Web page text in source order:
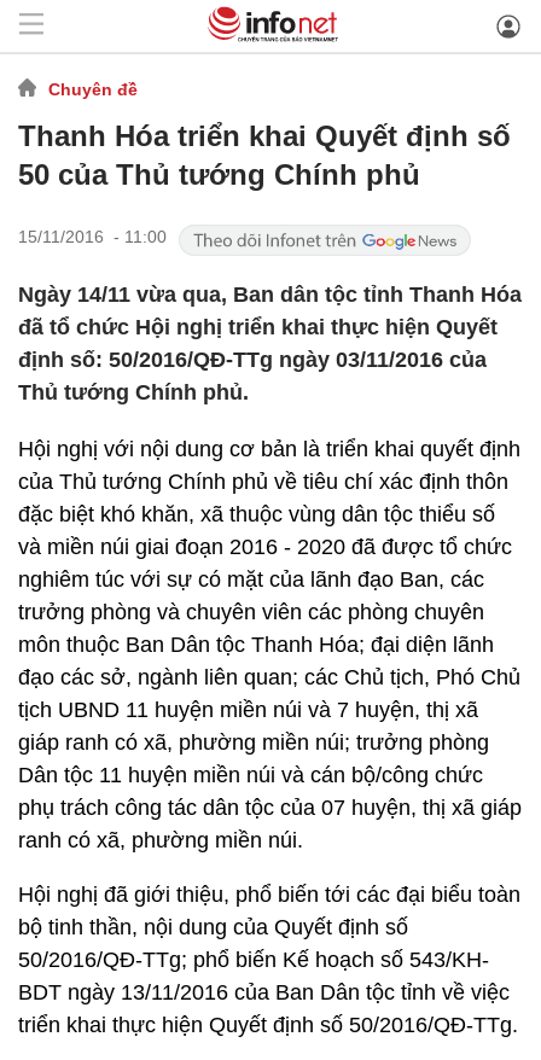
Chuyên đề
Thanh Hóa triển khai Quyết định số
50 của Thủ tướng Chính phủ
15/11/2016 - 11:00
Ngày 14/11 vừa qua, Ban dân tộc tỉnh Thanh Hóa
đã tổ chức Hội nghị triển khai thực hiện Quyết
định số: 50/2016/QĐ-TTg ngày 03/11/2016 của
Thủ tướng Chính phủ.
Hội nghị với nội dung cơ bản là triển khai quyết định
của Thủ tướng Chính phủ về tiêu chí xác định thôn
đặc biệt khó khăn, xã thuộc vùng dân tộc thiểu số
và miền núi giai đoạn 2016 - 2020 đã được tổ chức
nghiêm túc với sự có mặt của lãnh đạo Ban, các
trưởng phòng và chuyên viên các phòng chuyên
môn thuộc Ban Dân tộc Thanh Hóa; đại diện lãnh
đạo các sở, ngành liên quan; các Chủ tịch, Phó Chủ
tịch UBND 11 huyện miền núi và 7 huyện, thị xã
giáp ranh có xã, phường miền núi; trưởng phòng
Dân tộc 11 huyện miền núi và cán bộ/công chức
phụ trách công tác dân tộc của 07 huyện, thị xã giáp
ranh có xã, phường miền núi.
Hội nghị đã giới thiệu, phổ biến tới các đại biểu toàn
bộ tinh thần, nội dung của Quyết định số
50/2016/QĐ-TTg; phổ biến Kế hoạch số 543/KH-
BDT ngày 13/11/2016 của Ban Dân tộc tỉnh về việc
triển khai thực hiện Quyết định số 50/2016/QĐ-TTg.